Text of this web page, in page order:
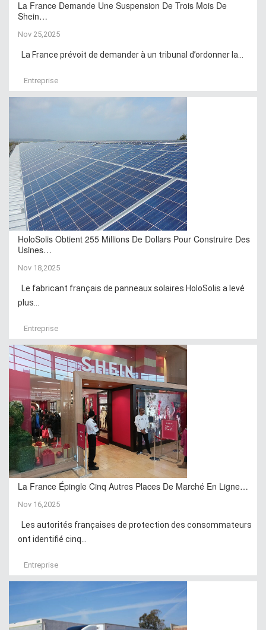
La France Demande Une Suspension De Trois Mois De
Shein…
Nov 25,2025
La France prévoit de demander à un tribunal d’ordonner la...
Entreprise
HoloSolis Obtient 255 Millions De Dollars Pour Construire Des
Usines…
Nov 18,2025
Le fabricant français de panneaux solaires HoloSolis a levé
plus...
Entreprise
La France Épingle Cinq Autres Places De Marché En Ligne…
Nov 16,2025
Les autorités françaises de protection des consommateurs
ont identifié cinq...
Entreprise